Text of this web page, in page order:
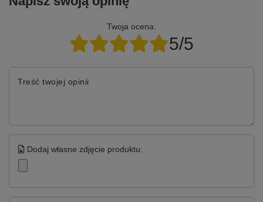
Twoja ocena:
5/5
Treść twojej opinii
Dodaj własne zdjęcie produktu: